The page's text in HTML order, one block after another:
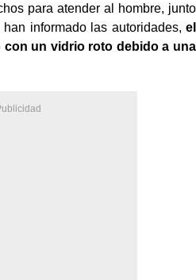
para atender al hombre, junto
informado las autoridades, el
un vidrio roto debido a una